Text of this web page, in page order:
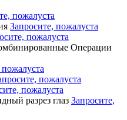
пожалуста
Запросите, пожалуста
пожалуста
Операции
пожалуста
пожалуста
разрез глаз Запросите,